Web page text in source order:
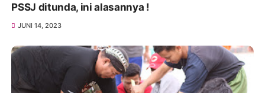
PSSJ ditunda, ini alasannya !
JUNI 14, 2023